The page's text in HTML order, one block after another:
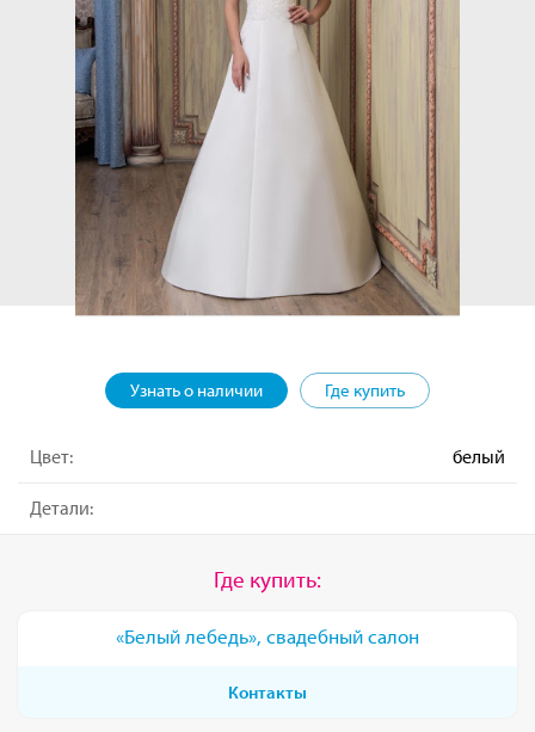
Узнать о наличии Где купить
Цвет: белый
Детали:
Где купить:
«Белый лебедь», свадебный салон
Контакты